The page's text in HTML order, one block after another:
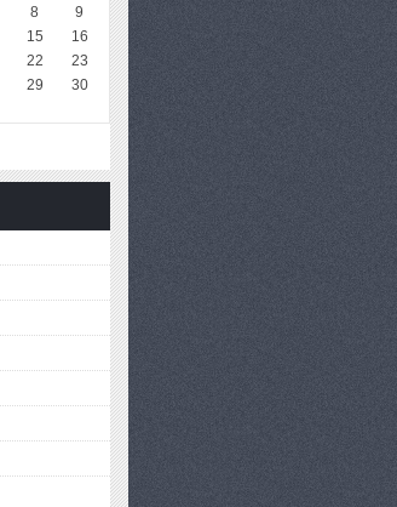
8
9
15
16
22
23
29
30